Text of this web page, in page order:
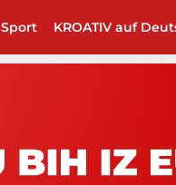
Sport KROATIV auf